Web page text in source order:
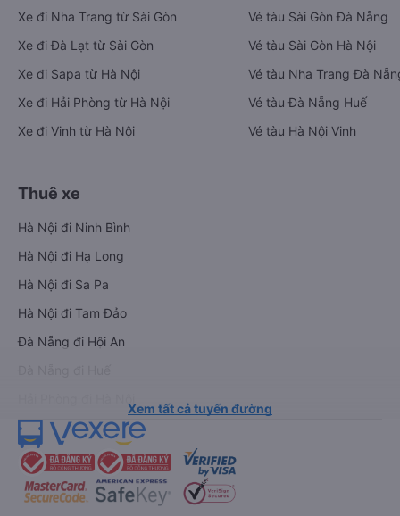
Xe đi Nha Trang từ Sài Gòn
Xe đi Đà Lạt từ Sài Gòn
Xe đi Sapa từ Hà Nội
Xe đi Hải Phòng từ Hà Nội
Xe đi Vinh từ Hà Nội
Vé tàu Sài Gòn Đà Nẵng
Vé tàu Sài Gòn Hà Nội
Vé tàu Nha Trang Đà
Vé tàu Đà Nẵng Huế
Vé tàu Hà Nội Vinh
Thuê xe
Hà Nội đi Ninh Bình
Hà Nội đi Hạ Long
Hà Nội đi Sa Pa
Hà Nội đi Tam Đảo
Đà Nẵng đi Hội An
Xem tất cả tuyến đường